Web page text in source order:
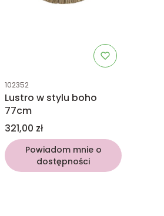
Kod produktu
102352
Lustro w stylu boho
77cm
Cena
321,00 zł
Powiadom mnie o
dostępności